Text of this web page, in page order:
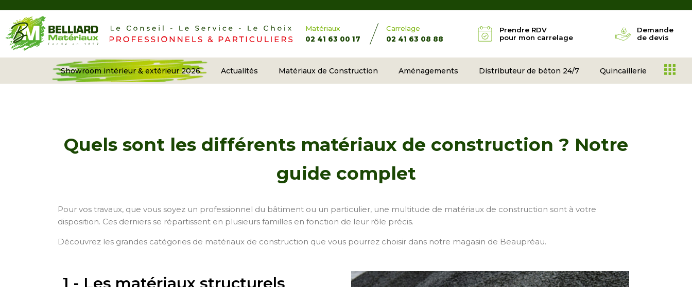
Matériaux
02 41 63 00 17
Carrelage
02 41 63 08 88
Prendre RDV
pour mon carrelage
Demande
de devis
Showroom intérieur & extérieur 2026 Actualités Matériaux de Construction Aménagements Distributeur de béton 24/7 Quincaillerie
Quels sont les différents matériaux de construction ? Notre
guide complet
Pour vos travaux, que vous soyez un professionnel du bâtiment ou un particulier, une multitude de matériaux de construction sont à votre
disposition. Ces derniers se répartissent en plusieurs familles en fonction de leur rôle précis.
Découvrez les grandes catégories de matériaux de construction que vous pourrez choisir dans notre magasin de Beaupréau.